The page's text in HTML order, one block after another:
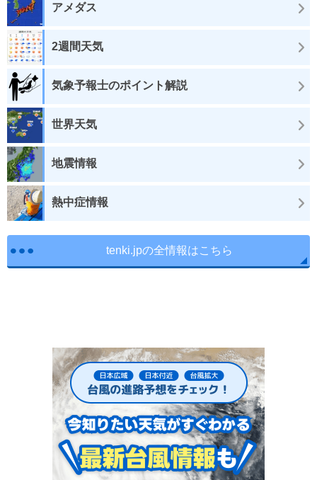
アメダス
2週間天気
気象予報士のポイント解説
世界天気
地震情報
熱中症情報
tenki.jpの全情報はこちら